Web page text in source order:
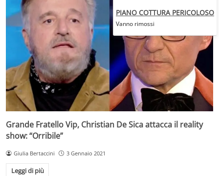
Grande Fratello Vip, Christian De Sica attacca il reality
show: “Orribile”
Giulia Bertaccini 3 Gennaio 2021
Leggi di più
PIANO COTTURA PERICOLOSO
Vanno rimossi